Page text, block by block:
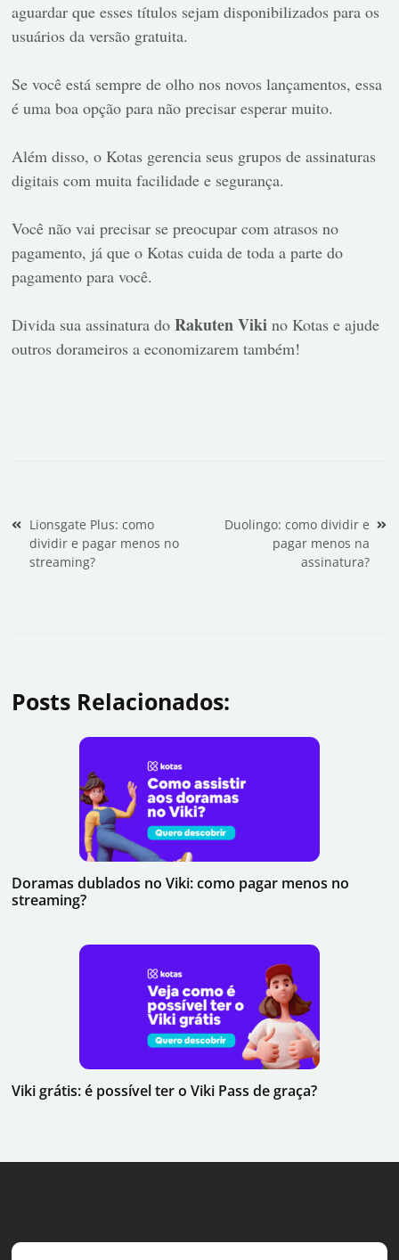
aguardar que esses títulos sejam disponibilizados para os
usuários da versão gratuita.
Se você está sempre de olho nos novos lançamentos, essa
é uma boa opção para não precisar esperar muito.
Além disso, o Kotas gerencia seus grupos de assinaturas
digitais com muita facilidade e segurança.
Você não vai precisar se preocupar com atrasos no
pagamento, já que o Kotas cuida de toda a parte do
pagamento para você.
Divida sua assinatura doRakuten Vikino Kotas e ajude
outros dorameiros a economizarem também!
Navegação de Post
Lionsgate Plus: como
dividir e pagar menos no
streaming?
Duolingo: como dividir e
pagar menos na
assinatura?
Posts Relacionados:
Doramas dublados no Viki: como pagar menos no
streaming?
Viki grátis: é possível ter o Viki Pass de graça?